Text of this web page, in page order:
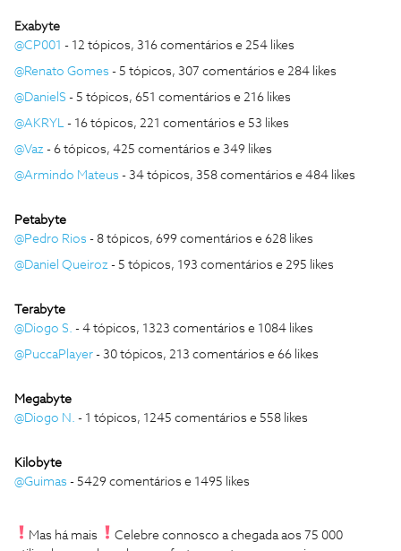
Exabyte
@CP001 - 12 tópicos, 316 comentários e 254 likes
@Renato Gomes - 5 tópicos, 307 comentários e 284 likes
@DanielS - 5 tópicos, 651 comentários e 216 likes
@AKRYL - 16 tópicos, 221 comentários e 53 likes
@Vaz - 6 tópicos, 425 comentários e 349 likes
@Armindo Mateus - 34 tópicos, 358 comentários e 484 likes
Petabyte
@Pedro Rios - 8 tópicos, 699 comentários e 628 likes
@Daniel Queiroz - 5 tópicos, 193 comentários e 295 likes
Terabyte
@Diogo S. - 4 tópicos, 1323 comentários e 1084 likes
@PuccaPlayer - 30 tópicos, 213 comentários e 66 likes
Megabyte
@Diogo N. - 1 tópicos, 1245 comentários e 558 likes
Kilobyte
@Guimas - 5429 comentários e 1495 likes
Mas há mais
Celebre connosco a chegada aos 75 000